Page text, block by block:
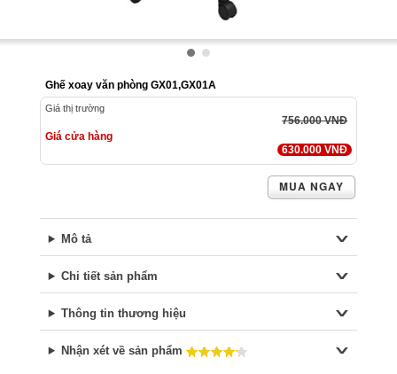
Ghế xoay văn phòng GX01,GX01A
Giá thị trường
756.000 VNĐ
Giá cửa hàng
630.000 VNĐ
MUA NGAY
Mô tả
Chi tiết sản phẩm
Thông tin thương hiệu
Nhận xét về sản phẩm